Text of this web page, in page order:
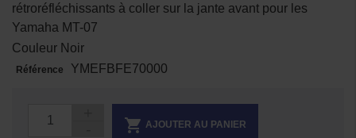
rétroréfléchissants à coller sur la jante avant pour les
Yamaha MT-07
Couleur Noir
Référence YMEFBFE70000
 AJOUTER AU PANIER